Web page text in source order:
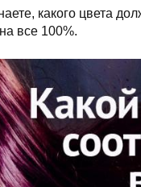
какого цвета
все 100%.